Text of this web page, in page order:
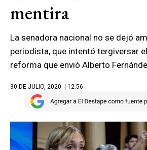
mentira
La senadora nacional no se dejó
periodista, que intentó tergiversar
reforma que envió Alberto
30 DE JULIO, 2020 | 12.56